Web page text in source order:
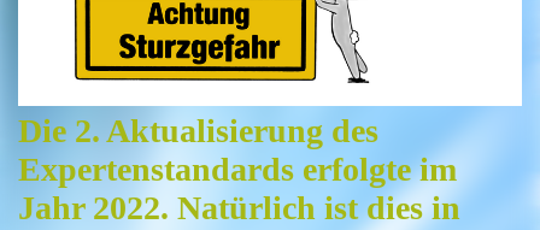
Die 2. Aktualisierung des
Expertenstandards erfolgte im
Jahr 2022. Natürlich ist dies in